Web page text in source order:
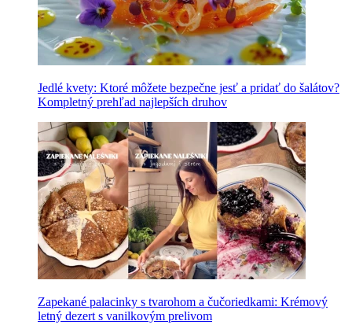
Jedlé kvety: Ktoré môžete bezpečne jesť a pridať do šalátov?
Kompletný prehľad najlepších druhov
Zapekané palacinky s tvarohom a čučoriedkami: Krémový
letný dezert s vanilkovým prelivom